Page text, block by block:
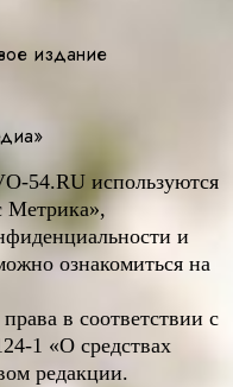
издание
-54.RU используются
Метрика»,
и
ознакомиться на
в соответствии с
1 «О средствах
редакции.